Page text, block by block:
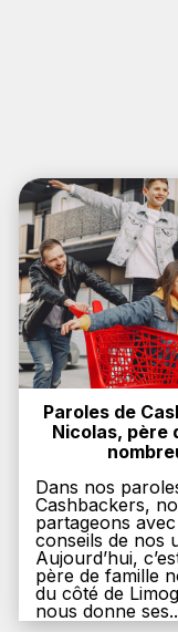
Paroles de
Nicolas, père
Dans nos
Cashbackers,
partageons
conseils de nos
Aujourd’hui,
père de famille
du côté de
nous donne